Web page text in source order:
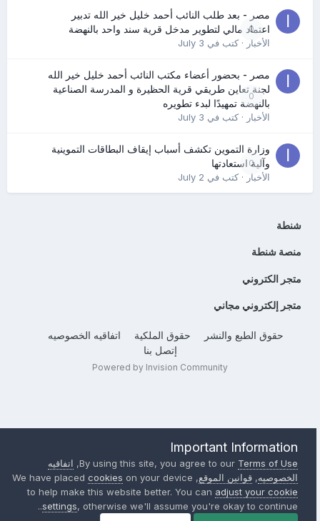
0
مصر - بعد طلب النائب أحمد خليل خير الله تدبير
اعتماد مالي لتطوير مدخل قرية سند واحد بالنهضة
الأخبار· كتب في July 3
0
مصر - بحضور أعضاء مكتب النائب أحمد خليل خير الله
لجنة تعاين طريقي قرية الحظيرة و المدرسة الصناعية
بالنهضة تمهيدًا لبدء تطويره
الأخبار· كتب في July 3
0
وزارة التموين تكشف أسباب إيقاف البطاقات التموينية
وآلية استعادتها
الأخبار· كتب في July 2
شنطة
منصة شنطة
متجر الكتروني
متجر إلكتروني مجاني
حقوق الطبع والنشر حقوق الملكية
اتفاقيه الخصوصيه
إتصل بنا
Powered by Invision Community
Important Information
By using this site, you agree to ourTerms of Use
, اتفاقيه
الخصوصيه, قوانين الموقع, We have placed
cookies on your device
to help make this website better. You canadjust your cookie
settings , otherwise we'll assume you're okay to continue..